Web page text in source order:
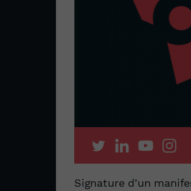
Signature d’un